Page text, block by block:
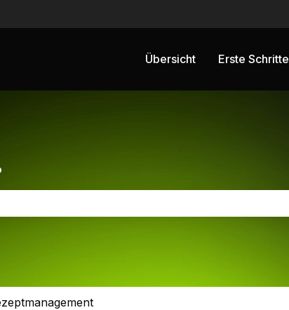
anzeigen
Übersicht Erste Schritte